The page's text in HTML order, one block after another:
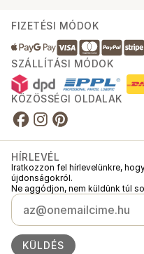
FIZETÉSI MÓDOK
SZÁLLÍTÁSI MÓDOK
KÖZÖSSÉGI OLDALAK
HÍRLEVÉL
Iratkozzon fel hírlevelünkre,
újdonságokról.
Ne aggódjon, nem küldünk túl
KÜLDÉS